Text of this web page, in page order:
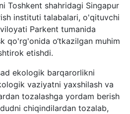
Toshkent shahridagi Singapur
instituti talabalari, o'qituvchi
Parkent tumanida
qo'rg'onida o‘tkazilgan muhim
etishdi.
ekologik barqarorlikni
vaziyatni yaxshilash va
tozalashga yordam berish
chiqindilardan tozalab,